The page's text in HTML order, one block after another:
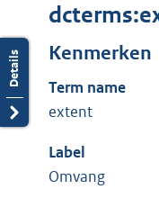
Kenmerken
Term name
extent
Label
Omvang